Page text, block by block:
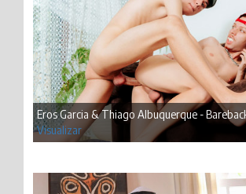
Eros Garcia & Thiago Albuquerque -
Visualizar